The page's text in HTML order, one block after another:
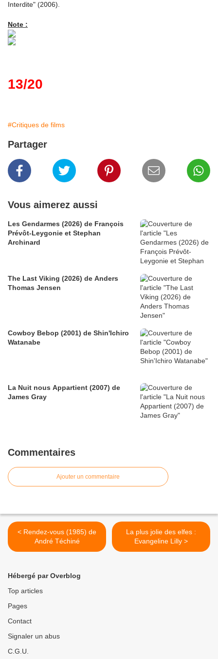
Interdite" (2006).
Note :
13/20
#Critiques de films
Partager
Vous aimerez aussi
Les Gendarmes (2026) de François
Prévôt-Leygonie et Stephan
Archinard
The Last Viking (2026) de Anders
Thomas Jensen
Cowboy Bebop (2001) de Shin'Ichiro
Watanabe
La Nuit nous Appartient (2007) de
James Gray
Commentaires
Ajouter un commentaire
< Rendez-vous (1985) de
André Téchiné
La plus jolie des elfes :
Evangeline Lilly >
Hébergé par Overblog
Top articles
Pages
Contact
Signaler un abus
C.G.U.